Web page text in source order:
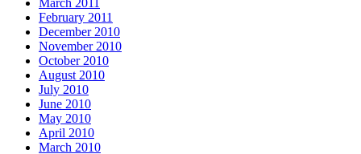
March 2011
February 2011
December 2010
November 2010
October 2010
August 2010
July 2010
June 2010
May 2010
April 2010
March 2010